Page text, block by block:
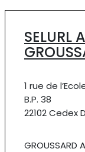
SELURL
1 rue de
B.P. 38
22102 Cedex